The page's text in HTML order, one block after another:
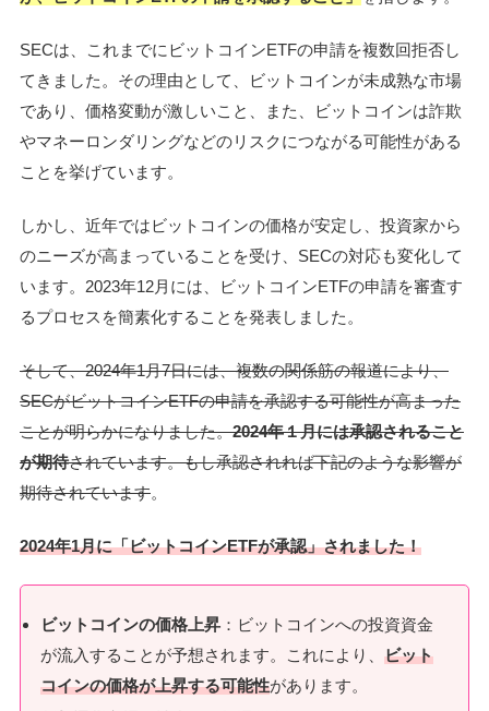
SECは、これまでにビットコインETFの申請を複数回拒否し
てきました。その理由として、ビットコインが未成熟な市場
であり、価格変動が激しいこと、また、ビットコインは詐欺
やマネーロンダリングなどのリスクにつながる可能性がある
ことを挙げています。
しかし、近年ではビットコインの価格が安定し、投資家から
のニーズが高まっていることを受け、SECの対応も変化して
います。2023年12月には、ビットコインETFの申請を審査す
るプロセスを簡素化することを発表しました。
そして、2024年1月7日には、複数の関係筋の報道により、
SECがビットコインETFの申請を承認する可能性が高まった
ことが明らかになりました。2024年１月には承認されること
が期待されています。もし承認されれば下記のような影響が
期待されています。
2024年1月に「ビットコインETFが承認」されました！
ビットコインの価格上昇 ：ビットコインへの投資資金
が流入することが予想されます。これにより、 ビット
コインの価格が上昇する可能性があります。